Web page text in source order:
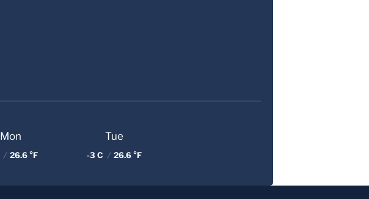
Mon
/ 26.6 °F
Tue
-3 C / 26.6 °F